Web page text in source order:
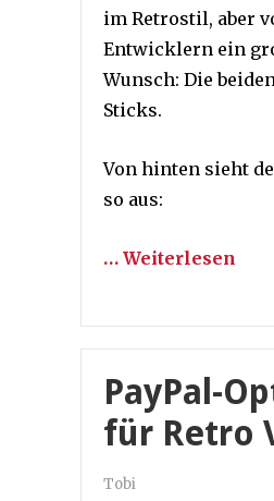
im Retrostil, aber
Entwicklern ein
Wunsch: Die
Sticks.
Von hinten sieht
so aus:
… Weiterlesen
PayPal-
für Retro
Tobi